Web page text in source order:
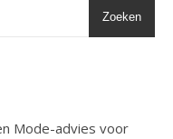
Zoeken
Mode-advies voor